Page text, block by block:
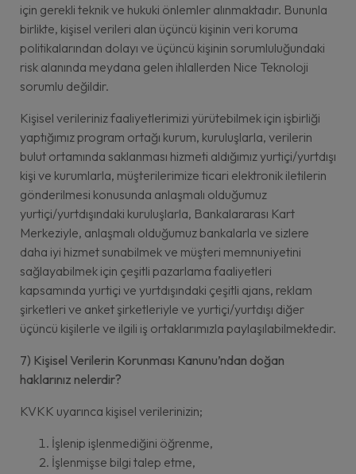
için gerekli teknik ve hukuki önlemler alınmaktadır. Bununla
birlikte, kişisel verileri alan üçüncü kişinin veri koruma
politikalarından dolayı ve üçüncü kişinin sorumluluğundaki
risk alanında meydana gelen ihlallerden Nice Teknoloji
sorumlu değildir.
Kişisel verileriniz faaliyetlerimizi yürütebilmek için işbirliği
yaptığımız program ortağı kurum, kuruluşlarla, verilerin
bulut ortamında saklanması hizmeti aldığımız yurtiçi/yurtdışı
kişi ve kurumlarla, müşterilerimize ticari elektronik iletilerin
gönderilmesi konusunda anlaşmalı olduğumuz
yurtiçi/yurtdışındaki kuruluşlarla, Bankalararası Kart
Merkeziyle, anlaşmalı olduğumuz bankalarla ve sizlere
daha iyi hizmet sunabilmek ve müşteri memnuniyetini
sağlayabilmek için çeşitli pazarlama faaliyetleri
kapsamında yurtiçi ve yurtdışındaki çeşitli ajans, reklam
şirketleri ve anket şirketleriyle ve yurtiçi/yurtdışı diğer
üçüncü kişilerle ve ilgili iş ortaklarımızla paylaşılabilmektedir.
7) Kişisel Verilerin Korunması Kanunu’ndan doğan
haklarınız nelerdir?
KVKK uyarınca kişisel verilerinizin;
İşlenip işlenmediğini öğrenme,
İşlenmişse bilgi talep etme,